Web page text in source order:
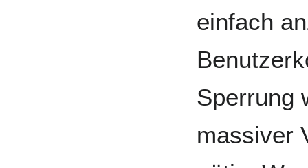
einfach
Sperrung
massiver